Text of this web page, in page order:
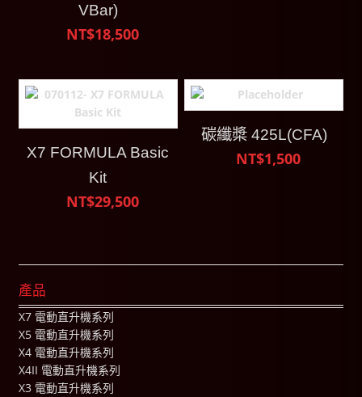
VBar)
NT$18,500
X7 FORMULA Basic
Kit
NT$29,500
碳纖槳 425L(CFA)
NT$1,500
產品
X7 電動直升機系列
X5 電動直升機系列
X4 電動直升機系列
X4II 電動直升機系列
X3 電動直升機系列